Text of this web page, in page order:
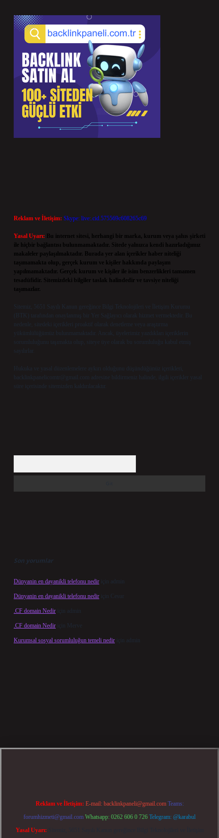
Reklam ve İletişim: Skype: live:.cid.575569c608265c69
Yasal Uyarı:
Bu internet sitesi, herhangi bir marka, kurum veya şahıs şirketi
ile hiçbir bağlantısı bulunmamaktadır. Sitede yalnızca kendi hazırladığımız
makaleler paylaşılmaktadır. Burada yer alan içerikler haber niteliği
taşımamakta olup, gerçek kurum ve kişiler hakkında paylaşım
yapılmamaktadır. Gerçek kurum ve kişiler ile isim benzerlikleri tamamen
tesadüfidir. Sitemizdeki bilgiler taslak halindedir ve tavsiye niteliği
taşımazlar.
Sitemiz, 5651 Sayılı Kanun gereğince Bilgi Teknolojileri ve İletişim Kurumu
(BTK) tarafından onaylanmış bir Yer Sağlayıcı olarak hizmet vermektedir. Bu
nedenle, sitedeki içerikleri proaktif olarak denetleme veya araştırma
yükümlülüğümüz bulunmamaktadır. Ancak, üyelerimiz yazdıkları içeriklerin
sorumluluğunu taşımakta olup, siteye üye olarak bu sorumluluğu kabul etmiş
sayılırlar.
Hukuka ve yasal düzenlemelere aykırı olduğunu düşündüğünüz içerikleri,
backlinkpanelicomtr@gmail.com adresine bildirmeniz halinde, ilgili içerikler yasal
süre içerisinde sitemizden kaldırılacaktır.
Son yorumlar
Dünyanin en dayanikli telefonu nedir için admin
Dünyanin en dayanikli telefonu nedir için Cesur
.CF domain Nedir için admin
.CF domain Nedir için Merve
Kurumsal sosyal sorumluluğun temeli nedir için admin
girişbetexper bahis
Reklam ve İletişim: E-mail: backlinkpaneli@gmail.com Teams:
forumhizmeti@gmail.com Whatsapp: 0262 606 0 726 Telegram: @karabul
Yasal Uyarı: